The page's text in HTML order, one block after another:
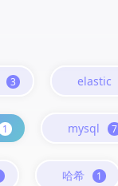
3 elastic
1 mysql 7
哈希 1